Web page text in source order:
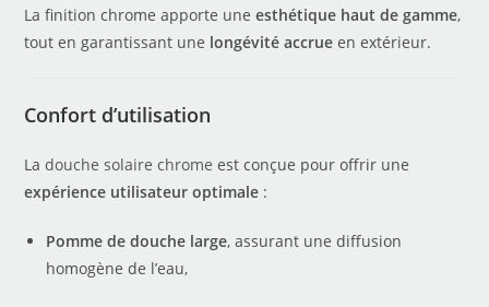
La finition chrome apporte uneesthétique haut de gamme,
tout en garantissant une longévité accrue en extérieur.
Confort d’utilisation
Ladouche solaire chrome est conçue pour offrir une
expérience utilisateur optimale :
Pomme de douche large, assurant une diffusion
homogène de l’eau,